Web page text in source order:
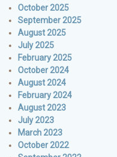
October 2025
September 2025
August 2025
July 2025
February 2025
October 2024
August 2024
February 2024
August 2023
July 2023
March 2023
October 2022